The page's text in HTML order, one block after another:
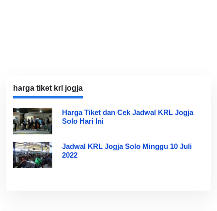
harga tiket krl jogja
Harga Tiket dan Cek Jadwal KRL Jogja
Solo Hari Ini
Jadwal KRL Jogja Solo Minggu 10 Juli
2022